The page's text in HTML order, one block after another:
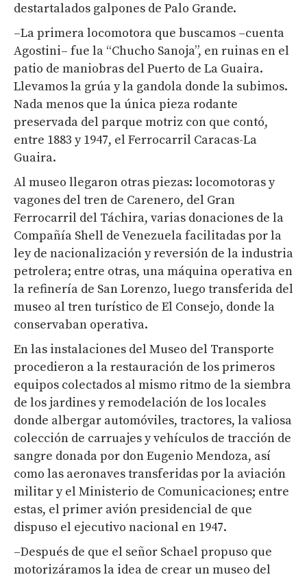
destartalados galpones de Palo Grande.
–La primera locomotora que buscamos –cuenta
Agostini– fue la “Chucho Sanoja”, en ruinas en el
patio de maniobras del Puerto de La Guaira.
Llevamos la grúa y la gandola donde la subimos.
Nada menos que la única pieza rodante
preservada del parque motriz con que contó,
entre 1883 y 1947, el Ferrocarril Caracas-La
Guaira.
Al museo llegaron otras piezas: locomotoras y
vagones del tren de Carenero, del Gran
Ferrocarril del Táchira, varias donaciones de la
Compañía Shell de Venezuela facilitadas por la
ley de nacionalización y reversión de la industria
petrolera; entre otras, una máquina operativa en
la refinería de San Lorenzo, luego transferida del
museo al tren turístico de El Consejo, donde la
conservaban operativa.
En las instalaciones del Museo del Transporte
procedieron a la restauración de los primeros
equipos colectados al mismo ritmo de la siembra
de los jardines y remodelación de los locales
donde albergar automóviles, tractores, la valiosa
colección de carruajes y vehículos de tracción de
sangre donada por don Eugenio Mendoza, así
como las aeronaves transferidas por la aviación
militar y el Ministerio de Comunicaciones; entre
estas, el primer avión presidencial de que
dispuso el ejecutivo nacional en 1947.
–Después de que el señor Schael propuso que
motorizáramos la idea de crear un museo del